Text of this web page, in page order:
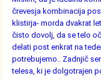
črevesja kombinacija
klistirja- morda dvakrat
čisto dovolj, da se telo
delati post enkrat na
potrebujemo.. Zadnjič
telesa, ki je dolgotrajen